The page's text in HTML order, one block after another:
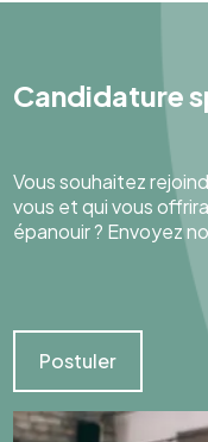
Candidature
Vous souhaitez
vous et qui vous
épanouir ? Envoyez
Postuler